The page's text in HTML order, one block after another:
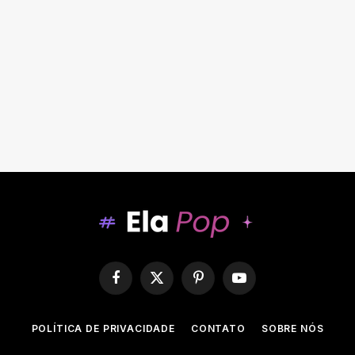
Facebook
X
(Twitter)
PinterestYouTube
POLÍTICA DE PRIVACIDADE CONTATO SOBRE NÓS